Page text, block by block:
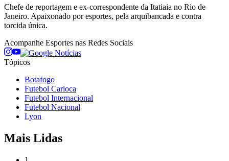
Chefe de reportagem e ex-correspondente da Itatiaia no Rio de
Janeiro. Apaixonado por esportes, pela arquibancada e contra
torcida única.
Acompanhe Esportes nas Redes Sociais
Tópicos
Botafogo
Futebol Carioca
Futebol Internacional
Futebol Nacional
Lyon
Mais Lidas